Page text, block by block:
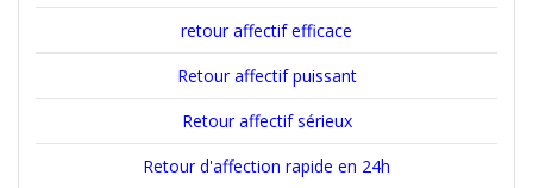
retour affectif efficace
Retour affectif puissant
Retour affectif sérieux
Retour d'affection rapide en 24h